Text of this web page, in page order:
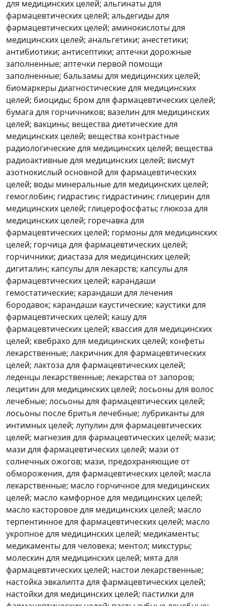
для медицинских целей; альгинаты для
фармацевтических целей; альдегиды для
фармацевтических целей; аминокислоты для
медицинских целей; анальгетики; анестетики;
антибиотики; антисептики; аптечки дорожные
заполненные; аптечки первой помощи
заполненные; бальзамы для медицинских целей;
биомаркеры диагностические для медицинских
целей; биоциды; бром для фармацевтических целей;
бумага для горчичников; вазелин для медицинских
целей; вакцины; вещества диетические для
медицинских целей; вещества контрастные
радиологические для медицинских целей; вещества
радиоактивные для медицинских целей; висмут
азотнокислый основной для фармацевтических
целей; воды минеральные для медицинских целей;
гемоглобин; гидрастин; гидрастинин; глицерин для
медицинских целей; глицерофосфаты; глюкоза для
медицинских целей; горечавка для
фармацевтических целей; гормоны для медицинских
целей; горчица для фармацевтических целей;
горчичники; диастаза для медицинских целей;
дигиталин; капсулы для лекарств; капсулы для
фармацевтических целей; карандаши
гемостатические; карандаши для лечения
бородавок; карандаши каустические; каустики для
фармацевтических целей; кашу для
фармацевтических целей; квассия для медицинских
целей; квебрахо для медицинских целей; конфеты
лекарственные; лакричник для фармацевтических
целей; лактоза для фармацевтических целей;
леденцы лекарственные; лекарства от запоров;
лецитин для медицинских целей; лосьоны для волос
лечебные; лосьоны для фармацевтических целей;
лосьоны после бритья лечебные; лубриканты для
интимных целей; лупулин для фармацевтических
целей; магнезия для фармацевтических целей; мази;
мази для фармацевтических целей; мази от
солнечных ожогов; мази, предохраняющие от
обморожения, для фармацевтических целей; масла
лекарственные; масло горчичное для медицинских
целей; масло камфорное для медицинских целей;
масло касторовое для медицинских целей; масло
терпентинное для фармацевтических целей; масло
укропное для медицинских целей; медикаменты;
медикаменты для человека; ментол; микстуры;
молескин для медицинских целей; мята для
фармацевтических целей; настои лекарственные;
настойка эвкалипта для фармацевтических целей;
настойки для медицинских целей; пастилки для